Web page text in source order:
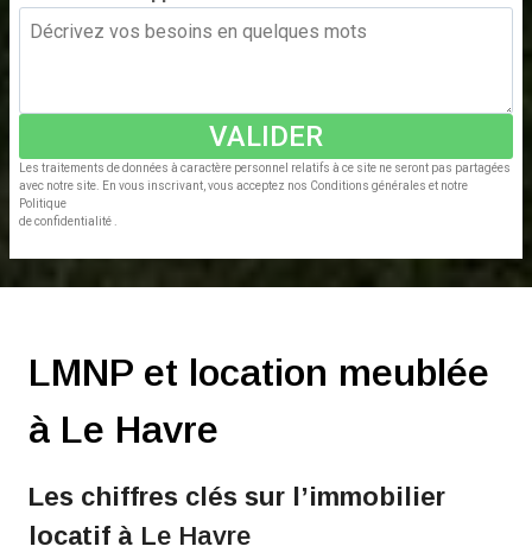
VALIDER
Les traitements de données à caractère personnel relatifs à ce site ne seront pas partagées
avec notre site. En vous inscrivant, vous acceptez nos Conditions générales et notre
Politique
de confidentialité .
LMNP et location meublée
à Le Havre
Les chiffres clés sur l’immobilier
locatif à Le Havre